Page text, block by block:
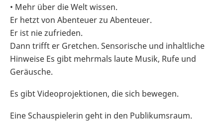
• Mehr über die Welt wissen.
Er hetzt von Abenteuer zu Abenteuer.
Er ist nie zufrieden.
Dann trifft er Gretchen. Sensorische und inhaltliche
Hinweise Es gibt mehrmals laute Musik, Rufe und
Geräusche.
Es gibt Videoprojektionen, die sich bewegen.
Eine Schauspielerin geht in den Publikumsraum.